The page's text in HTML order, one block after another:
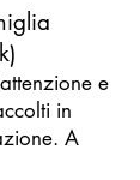
e
in
A